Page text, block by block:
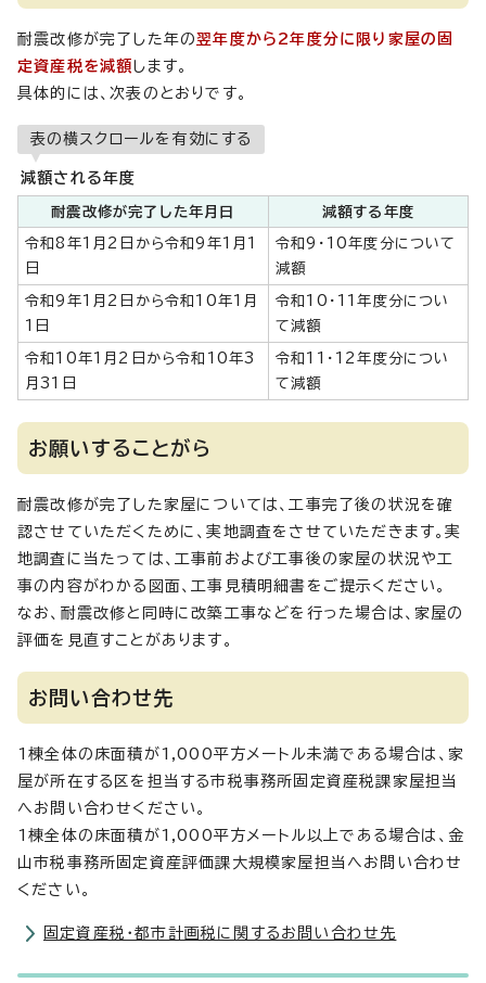
耐震改修が完了した年の翌年度から2年度分に限り家屋の固
定資産税を減額します。
具体的には、次表のとおりです。
表の横スクロールを有効にする
減額される年度
耐震改修が完了した年月日 減額する年度
令和8年1月2日から令和9年1月1
日
令和9・10年度分について
減額
令和9年1月2日から令和10年1月
1日
令和10・11年度分につい
て減額
令和10年1月2日から令和10年3
月31日
令和11・12年度分につい
て減額
お願いすることがら
耐震改修が完了した家屋については、工事完了後の状況を確
認させていただくために、実地調査をさせていただきます。実
地調査に当たっては、工事前および工事後の家屋の状況や工
事の内容がわかる図面、工事見積明細書をご提示ください。
なお、耐震改修と同時に改築工事などを行った場合は、家屋の
評価を見直すことがあります。
お問い合わせ先
1棟全体の床面積が1,000平方メートル未満である場合は、家
屋が所在する区を担当する市税事務所固定資産税課家屋担当
へお問い合わせください。
1棟全体の床面積が1,000平方メートル以上である場合は、金
山市税事務所固定資産評価課大規模家屋担当へお問い合わせ
ください。
固定資産税・都市計画税に関するお問い合わせ先